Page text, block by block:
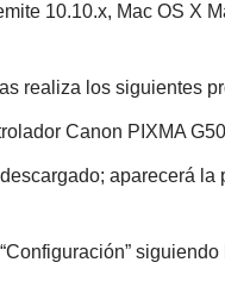
10.10.x, Mac OS X
realiza los siguientes
Canon PIXMA
aparecerá la